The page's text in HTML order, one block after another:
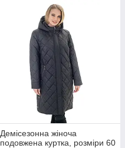
Демісезонна жіноча
подовжена куртка, розміри 60